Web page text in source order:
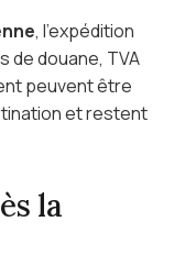
, l'expédition
de douane, TVA
peuvent être
et restent
la